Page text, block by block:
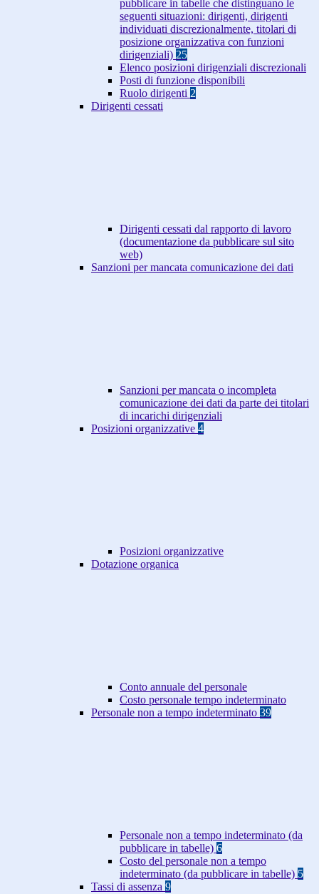
pubblicare in tabelle che distinguano le
seguenti situazioni: dirigenti, dirigenti
individuati discrezionalmente, titolari di
posizione organizzativa con funzioni
dirigenziali) 25
Elenco posizioni dirigenziali discrezionali
Posti di funzione disponibili
Ruolo dirigenti 2
Dirigenti cessati
Dirigenti cessati dal rapporto di lavoro
(documentazione da pubblicare sul sito
web)
Sanzioni per mancata comunicazione dei dati
Sanzioni per mancata o incompleta
comunicazione dei dati da parte dei titolari
di incarichi dirigenziali
Posizioni organizzative 4
Posizioni organizzative
Dotazione organica
Conto annuale del personale
Costo personale tempo indeterminato
Personale non a tempo indeterminato 39
Personale non a tempo indeterminato (da
pubblicare in tabelle) 6
Costo del personale non a tempo
indeterminato (da pubblicare in tabelle) 5
Tassi di assenza 9